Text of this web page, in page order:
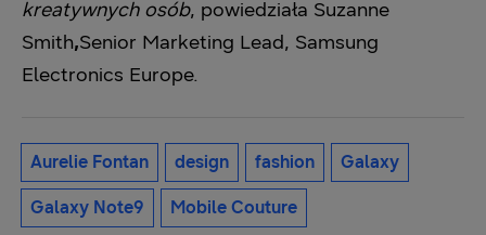
kreatywnych osób, powiedziała Suzanne
Smith,Senior Marketing Lead, Samsung
Electronics Europe.
Aurelie Fontan design fashion Galaxy
Galaxy Note9 Mobile Couture